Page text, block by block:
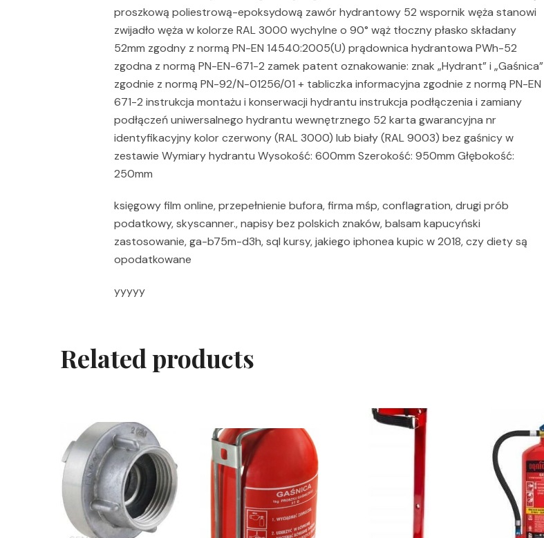
proszkową poliestrową-epoksydową zawór hydrantowy 52 wspornik węża stanowi
zwijadło węża w kolorze RAL 3000 wychylne o 90° wąż tłoczny płasko składany
52mm zgodny z normą PN-EN 14540:2005(U) prądownica hydrantowa PWh-52
zgodna z normą PN-EN-671-2 zamek patent oznakowanie: znak „Hydrant” i „Gaśnica”
zgodnie z normą PN-92/N-01256/01 + tabliczka informacyjna zgodnie z normą PN-EN
671-2 instrukcja montażu i konserwacji hydrantu instrukcja podłączenia i zamiany
podłączeń uniwersalnego hydrantu wewnętrznego 52 karta gwarancyjna nr
identyfikacyjny kolor czerwony (RAL 3000) lub biały (RAL 9003) bez gaśnicy w
zestawie Wymiary hydrantu Wysokość: 600mm Szerokość: 950mm Głębokość:
250mm
księgowy film online, przepełnienie bufora, firma mśp, conflagration, drugi prób
podatkowy, skyscanner., napisy bez polskich znaków, balsam kapucyński
zastosowanie, ga-b75m-d3h, sql kursy, jakiego iphonea kupic w 2018, czy diety są
opodatkowane
yyyyy
Related products